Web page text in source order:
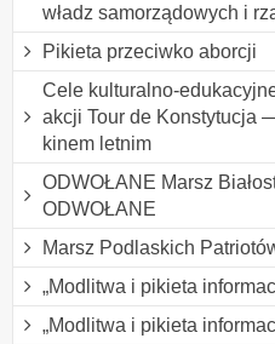
władz samorządowych i
Pikieta przeciwko aborcji
Cele kulturalno-
akcji Tour de Konstytucja
kinem letnim
ODWOŁANE Marsz
ODWOŁANE
Marsz Podlaskich
„Modlitwa i pikieta
„Modlitwa i pikieta